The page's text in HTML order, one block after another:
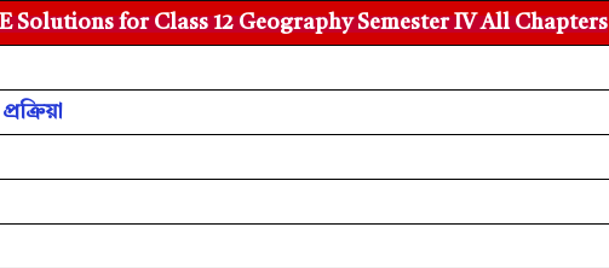
Solutions for Class 12 Geography Semester IV All Chapters